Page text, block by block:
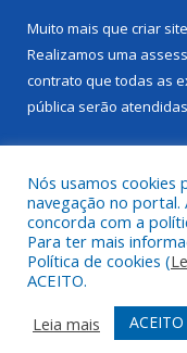
Muito mais que criar site
Realizamos uma
contrato que todas as
pública serão
Todos os direitos
Mapa do Site
Acessar Webmail
Nós usamos cookies
navegação no
concorda com a
Para ter mais
Política de cookies (
ACEITO.
Leia mais
ACEITO